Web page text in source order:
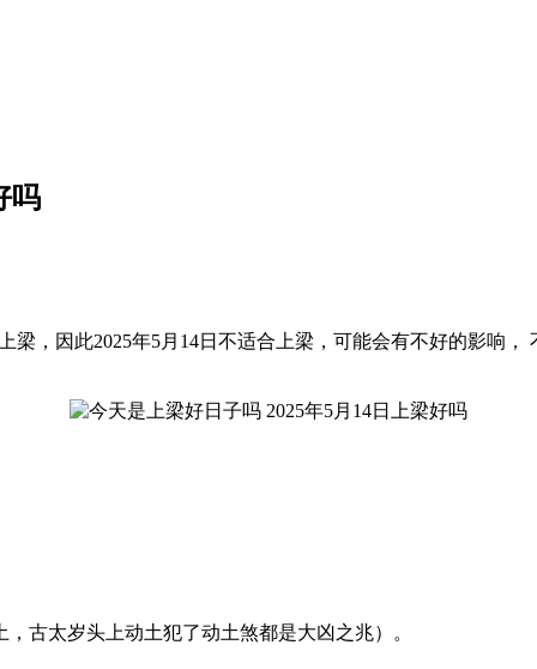
吗
梁，因此2025年5月14日不适合上梁，可能会有不好的影响
古太岁头上动土犯了动土煞都是大凶之兆）。